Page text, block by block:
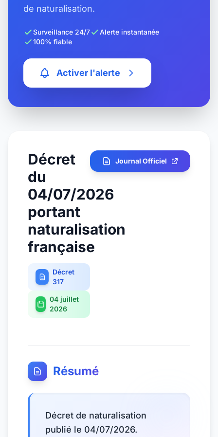
de naturalisation.
Surveillance 24/7
Alerte instantanée
100% fiable
Activer l'alerte
Décret
du
04/07/2026
portant
naturalisation
française
Décret
317
04 juillet
2026
Journal Officiel
Résumé
Décret de naturalisation
publié le 04/07/2026.